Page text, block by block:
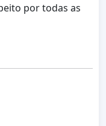
por todas as